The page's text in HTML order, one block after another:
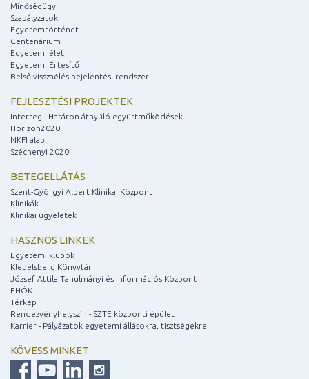
Minőségügy
Szabályzatok
Egyetemtörténet
Centenárium
Egyetemi élet
Egyetemi Értesítő
Belső visszaélés-bejelentési rendszer
FEJLESZTÉSI PROJEKTEK
Interreg - Határon átnyúló együttműködések
Horizon2020
NKFI alap
Széchenyi 2020
BETEGELLÁTÁS
Szent-Györgyi Albert Klinikai Központ
Klinikák
Klinikai ügyeletek
HASZNOS LINKEK
Egyetemi klubok
Klebelsberg Könyvtár
József Attila Tanulmányi és Információs Központ
EHÖK
Térkép
Rendezvényhelyszín - SZTE központi épület
Karrier - Pályázatok egyetemi állásokra, tisztségekre
KÖVESS MINKET